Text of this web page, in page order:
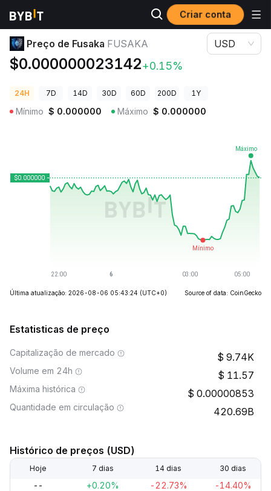
Criar conta
Preços de Criptomoedas Preço de Fusaka FUSAKA
Preço de Fusaka FUSAKA
$0.000000023142+0.15%
USD
24H 7D 14D 30D 60D 200D 1Y
Mínimo $ 0.000000 Máximo $ 0.000000
Última atualização: 2026-08-06 05:43:24 (UTC+0) Source of data: CoinGecko
Estatisticas de preço
Capitalização de mercado 9.74K
Volume em 24h 11.57
Máxima histórica 0.00000853
Quantidade em circulação 420.69B
Histórico de preços (USD)
Hoje 7 dias 14 dias 30 dias
-- +0.20% -22.73% -14.40%